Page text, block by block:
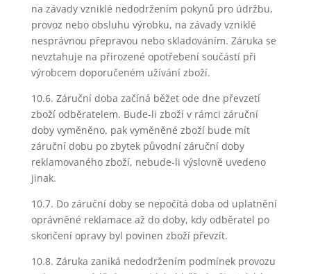
na závady vzniklé nedodržením pokynů pro údržbu,
provoz nebo obsluhu výrobku, na závady vzniklé
nesprávnou přepravou nebo skladováním. Záruka se
nevztahuje na přirozené opotřebení součástí při
výrobcem doporučeném užívání zboží.
10.6. Záruční doba začíná běžet ode dne převzetí
zboží odběratelem. Bude-li zboží v rámci záruční
doby vyměněno, pak vyměněné zboží bude mít
záruční dobu po zbytek původní záruční doby
reklamovaného zboží, nebude-li výslovně uvedeno
jinak.
10.7. Do záruční doby se nepočítá doba od uplatnění
oprávněné reklamace až do doby, kdy odběratel po
skončení opravy byl povinen zboží převzít.
10.8. Záruka zaniká nedodržením podmínek provozu